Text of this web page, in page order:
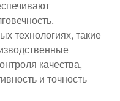
технологиях, такие
качества,
и точность